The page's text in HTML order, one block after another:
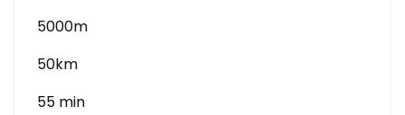
5000m
50km
55 min